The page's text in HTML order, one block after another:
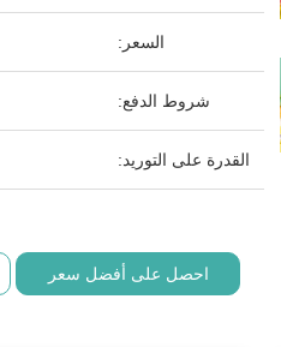
السعر:
شروط الدفع:
القدرة على التوريد:
احصل على أفضل سعر